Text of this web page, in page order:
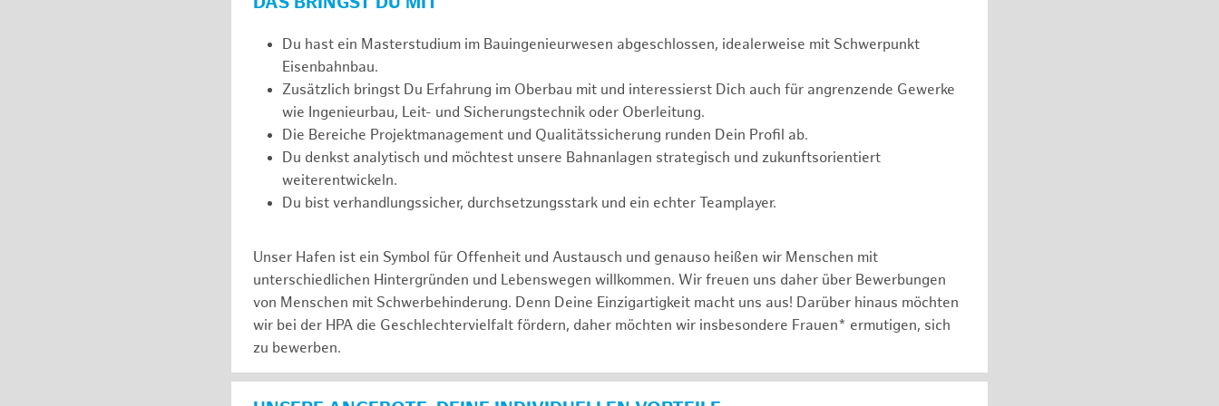
Du hast ein Masterstudium im Bauingenieurwesen abgeschlossen, idealerweise mit Schwerpunkt
Eisenbahnbau.
Zusätzlich bringst Du Erfahrung im Oberbau mit und interessierst Dich auch für angrenzende Gewerke
wie Ingenieurbau, Leit- und Sicherungstechnik oder Oberleitung.
Die Bereiche Projektmanagement und Qualitätssicherung runden Dein Profil ab.
Du denkst analytisch und möchtest unsere Bahnanlagen strategisch und zukunftsorientiert
weiterentwickeln.
Du bist verhandlungssicher, durchsetzungsstark und ein echter Teamplayer.
Unser Hafen ist ein Symbol für Offenheit und Austausch und genauso heißen wir Menschen mit
unterschiedlichen Hintergründen und Lebenswegen willkommen. Wir freuen uns daher über Bewerbungen
von Menschen mit Schwerbehinderung. Denn Deine Einzigartigkeit macht uns aus! Darüber hinaus möchten
wir bei der HPA die Geschlechtervielfalt fördern, daher möchten wir insbesondere Frauen* ermutigen, sich
zu bewerben.